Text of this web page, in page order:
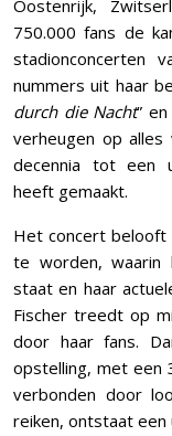
Oostenrijk,
750.000 fans de
stadionconcerten
nummers uit haar
durch die Nacht” en
verheugen op
decennia tot een
heeft gemaakt.
Het concert belooft
te worden, waarin
staat en haar
Fischer treedt op
door haar fans.
opstelling, met een
verbonden door
reiken, ontstaat een